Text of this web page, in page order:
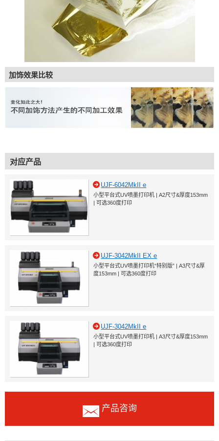
加饰效果比较
对应产品
UJF-6042MkII e
小型平台式UV喷墨打印机 | A2尺寸&厚度153mm
| 可选360度打印
UJF-3042MkII EX e
小型平台式UV喷墨打印机“特别版” | A3尺寸&厚
度153mm | 可选360度打印
UJF-3042MkII e
小型平台式UV喷墨打印机 | A3尺寸&厚度153mm
| 可选360度打印
产品咨询